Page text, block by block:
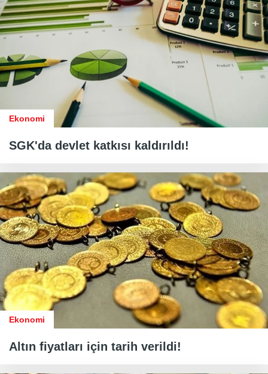
Ekonomi
SGK'da devlet katkısı kaldırıldı!
Ekonomi
Altın fiyatları için tarih verildi!